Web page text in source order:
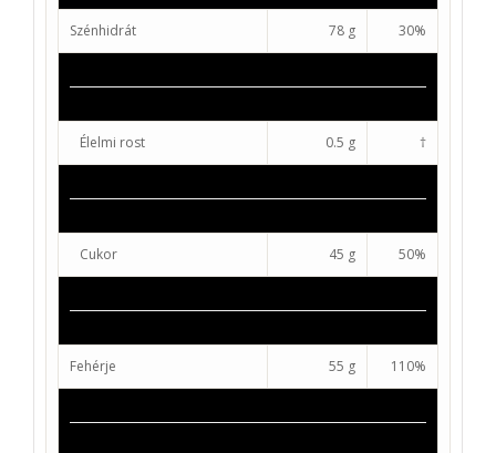
Szénhidrát 78 g 30%
Élelmi rost 0.5 g †
Cukor 45 g 50%
Fehérje 55 g 110%